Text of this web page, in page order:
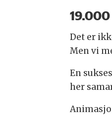
Det er
Men vi
En
her